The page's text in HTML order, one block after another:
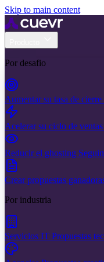
Skip to main content
Por desafio
Aumentar su tasa de cierre
Acelerar su ciclo de ventas
Reducir el ghosting
Crear propuestas
Por industria
Servicios IT Propuestas